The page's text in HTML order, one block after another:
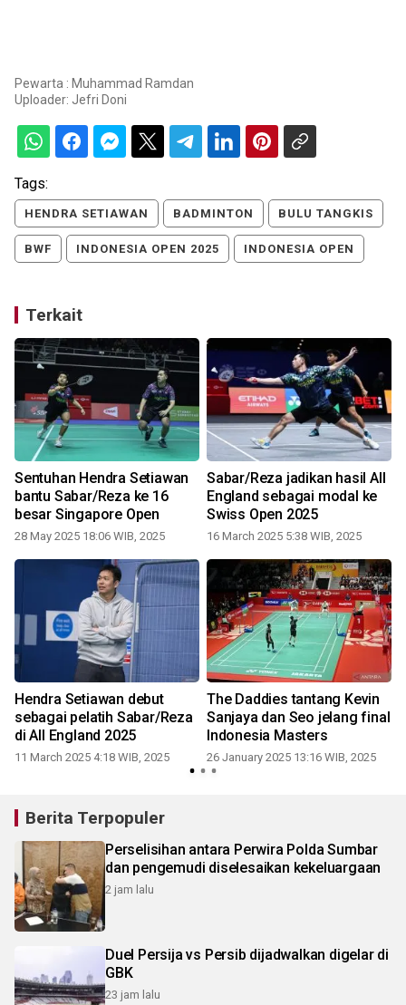
Pewarta : Muhammad Ramdan
Uploader: Jefri Doni
Tags:
HENDRA SETIAWAN BADMINTON BULU TANGKIS
BWF INDONESIA OPEN 2025 INDONESIA OPEN
Terkait
Sentuhan Hendra Setiawan
bantu Sabar/Reza ke 16
besar Singapore Open
28 May 2025 18:06 WIB, 2025
Sabar/Reza jadikan hasil All
England sebagai modal ke
Swiss Open 2025
16 March 2025 5:38 WIB, 2025
Hendra Setiawan debut
sebagai pelatih Sabar/Reza
di All England 2025
11 March 2025 4:18 WIB, 2025
The Daddies tantang Kevin
Sanjaya dan Seo jelang final
Indonesia Masters
26 January 2025 13:16 WIB, 2025
Berita Terpopuler
Perselisihan antara Perwira Polda Sumbar
dan pengemudi diselesaikan kekeluargaan
2 jam lalu
Duel Persija vs Persib dijadwalkan digelar di
GBK
23 jam lalu